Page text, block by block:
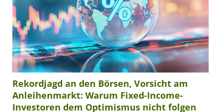
Rekordjagd an den Börsen, Vorsicht am
Anleihenmarkt: Warum Fixed-Income-
Investoren dem Optimismus nicht folgen